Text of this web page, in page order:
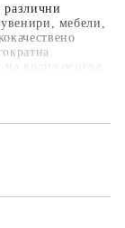
различни
мебели,
водна основа